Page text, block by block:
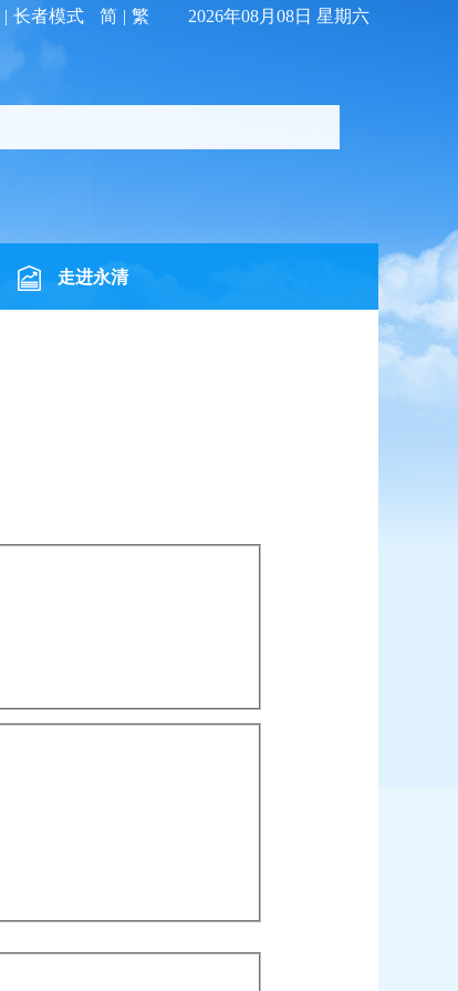
| 长者模式 简 | 繁 2026年08月08日 星期六
走进永清